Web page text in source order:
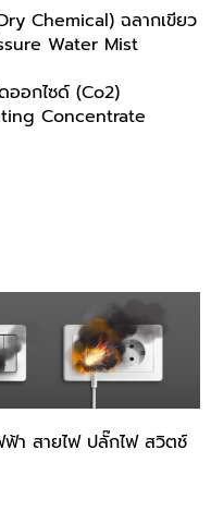
Chemical) ฉลากเขียว
Water Mist
ออกไซด์ (Co2)
Concentrate
า สายไฟ ปลั๊กไฟ สวิตช์